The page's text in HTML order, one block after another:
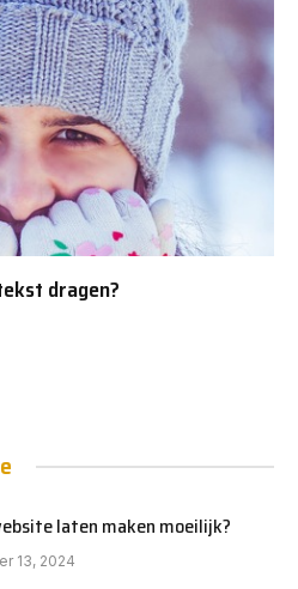
dragen?
laten maken moeilijk?
13, 2024